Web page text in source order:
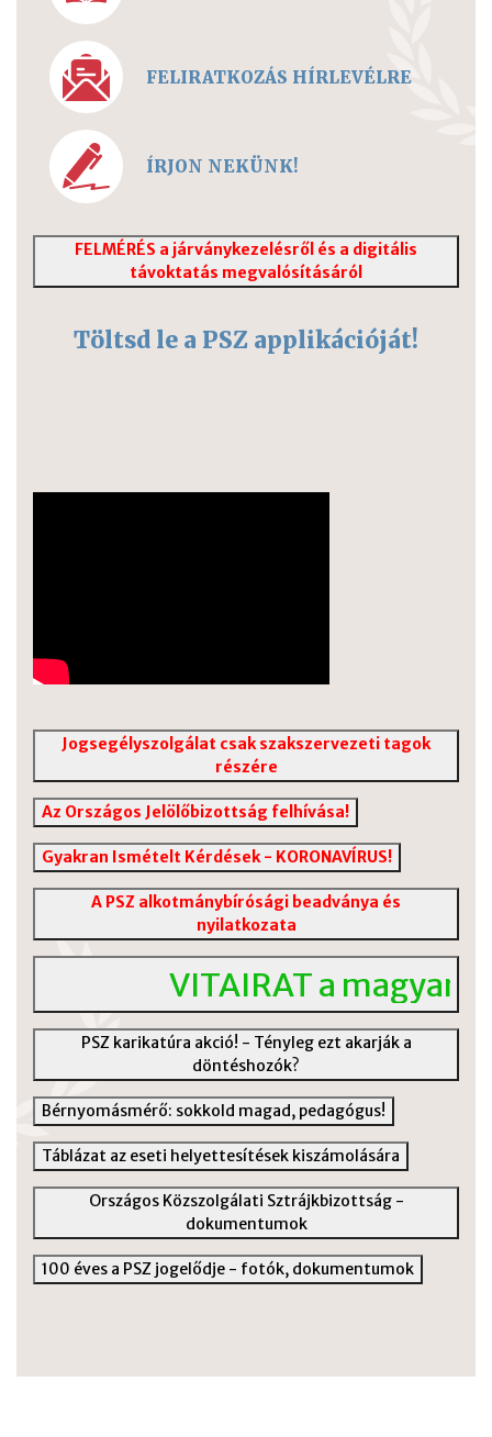
FELIRATKOZÁS HÍRLEVÉLRE
ÍRJON NEKÜNK!
FELMÉRÉS a járványkezelésről és a digitális
távoktatás megvalósításáról
Töltsd le a PSZ applikációját!
Jogsegélyszolgálat csak szakszervezeti tagok
részére
Az Országos Jelölőbizottság felhívása!
Gyakran Ismételt Kérdések - KORONAVÍRUS!
A PSZ alkotmánybírósági beadványa és
nyilatkozata
VITAIRAT a magyar
PSZ karikatúra akció! - Tényleg ezt akarják a
döntéshozók?
Bérnyomásmérő: sokkold magad, pedagógus!
Táblázat az eseti helyettesítések kiszámolására
Országos Közszolgálati Sztrájkbizottság -
dokumentumok
100 éves a PSZ jogelődje - fotók, dokumentumok